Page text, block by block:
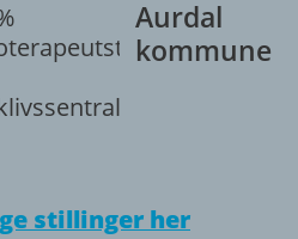
Aurdal
kommune
stillinger her